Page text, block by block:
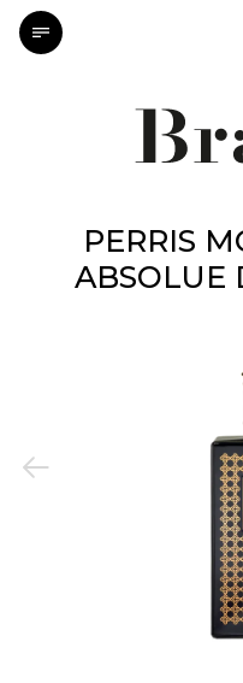
PERRIS
ABSOLUE
Previous